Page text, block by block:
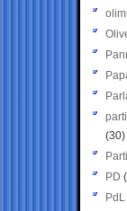
(30)
PD
PdL